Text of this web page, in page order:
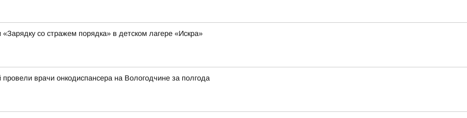
со стражем порядка» в детском лагере «Искра»
врачи онкодиспансера на Вологодчине за полгода